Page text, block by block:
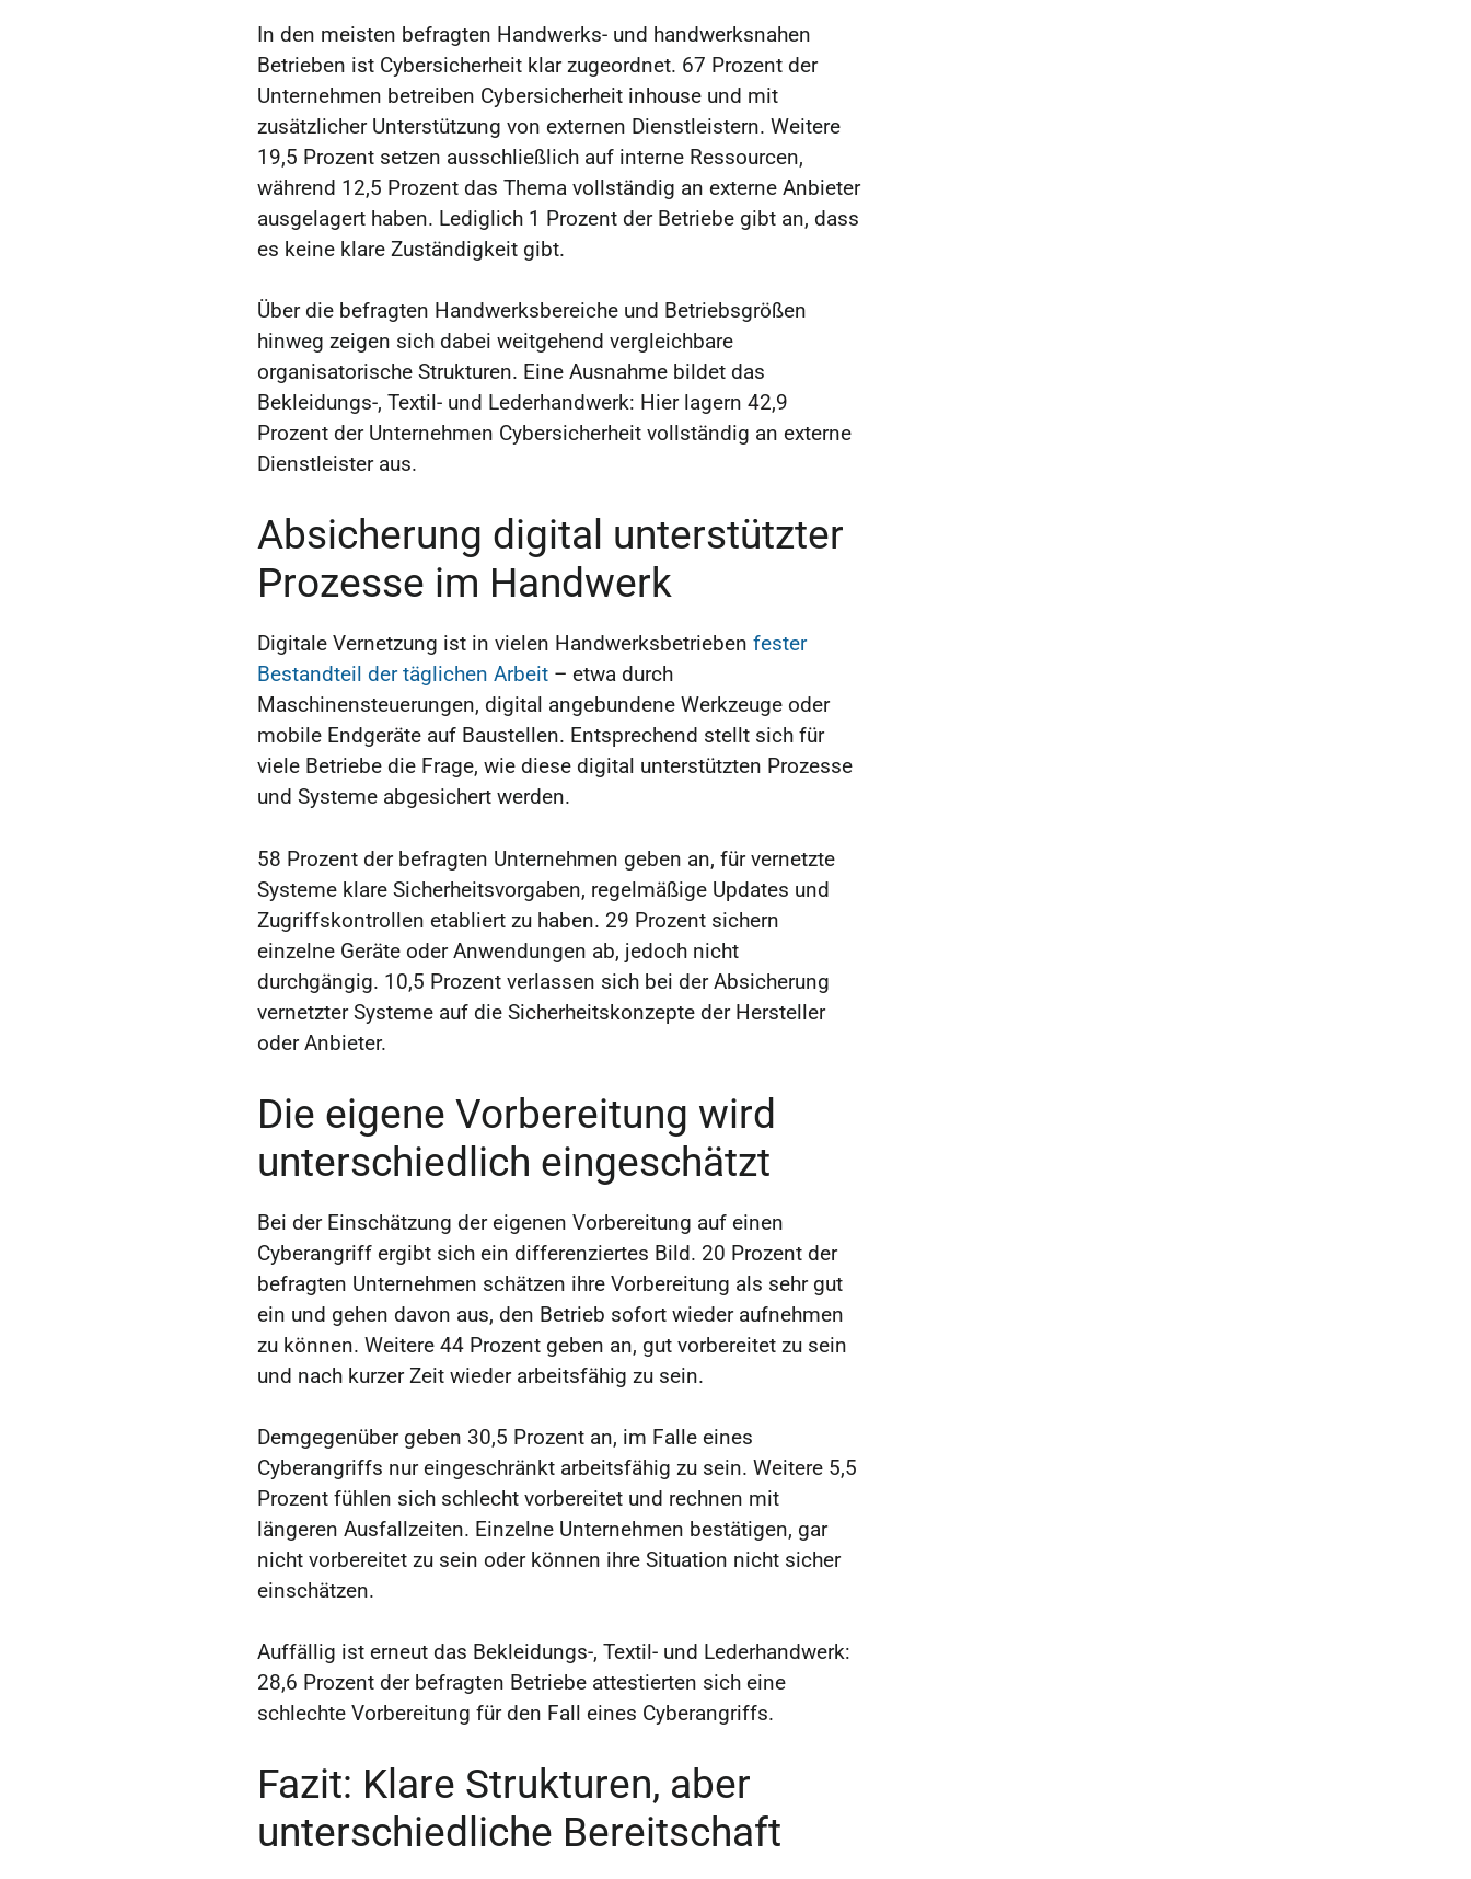
In den meisten befragten Handwerks- und handwerksnahen
Betrieben ist Cybersicherheit klar zugeordnet. 67 Prozent der
Unternehmen betreiben Cybersicherheit inhouse und mit
zusätzlicher Unterstützung von externen Dienstleistern. Weitere
19,5 Prozent setzen ausschließlich auf interne Ressourcen,
während 12,5 Prozent das Thema vollständig an externe Anbieter
ausgelagert haben. Lediglich 1 Prozent der Betriebe gibt an, dass
es keine klare Zuständigkeit gibt.
Über die befragten Handwerksbereiche und Betriebsgrößen
hinweg zeigen sich dabei weitgehend vergleichbare
organisatorische Strukturen. Eine Ausnahme bildet das
Bekleidungs-, Textil- und Lederhandwerk: Hier lagern 42,9
Prozent der Unternehmen Cybersicherheit vollständig an externe
Dienstleister aus.
Absicherung digital unterstützter
Prozesse im Handwerk
Digitale Vernetzung ist in vielen Handwerksbetriebenfester
Bestandteil der täglichen Arbeit – etwa durch
Maschinensteuerungen, digital angebundene Werkzeuge oder
mobile Endgeräte auf Baustellen. Entsprechend stellt sich für
viele Betriebe die Frage, wie diese digital unterstützten Prozesse
und Systeme abgesichert werden.
58 Prozent der befragten Unternehmen geben an, für vernetzte
Systeme klare Sicherheitsvorgaben, regelmäßige Updates und
Zugriffskontrollen etabliert zu haben. 29 Prozent sichern
einzelne Geräte oder Anwendungen ab, jedoch nicht
durchgängig. 10,5 Prozent verlassen sich bei der Absicherung
vernetzter Systeme auf die Sicherheitskonzepte der Hersteller
oder Anbieter.
Die eigene Vorbereitung wird
unterschiedlich eingeschätzt
Bei der Einschätzung der eigenen Vorbereitung auf einen
Cyberangriff ergibt sich ein differenziertes Bild. 20 Prozent der
befragten Unternehmen schätzen ihre Vorbereitung als sehr gut
ein und gehen davon aus, den Betrieb sofort wieder aufnehmen
zu können. Weitere 44 Prozent geben an, gut vorbereitet zu sein
und nach kurzer Zeit wieder arbeitsfähig zu sein.
Demgegenüber geben 30,5 Prozent an, im Falle eines
Cyberangriffs nur eingeschränkt arbeitsfähig zu sein. Weitere 5,5
Prozent fühlen sich schlecht vorbereitet und rechnen mit
längeren Ausfallzeiten. Einzelne Unternehmen bestätigen, gar
nicht vorbereitet zu sein oder können ihre Situation nicht sicher
einschätzen.
Auffällig ist erneut das Bekleidungs-, Textil- und Lederhandwerk:
28,6 Prozent der befragten Betriebe attestierten sich eine
schlechte Vorbereitung für den Fall eines Cyberangriffs.
Fazit: Klare Strukturen, aber
unterschiedliche Bereitschaft